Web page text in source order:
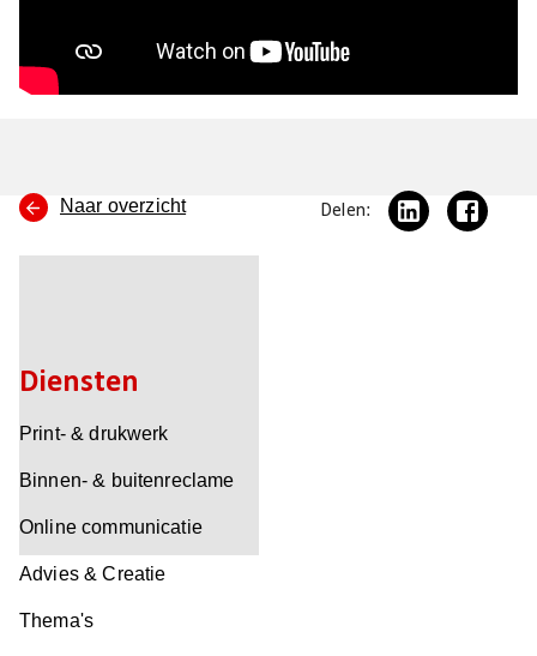
Naar overzicht Delen:
Diensten
Print- & drukwerk
Binnen- & buitenreclame
Online communicatie
Advies & Creatie
Thema's